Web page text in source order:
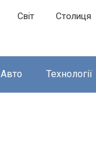
Світ Столиця
Авто Технології